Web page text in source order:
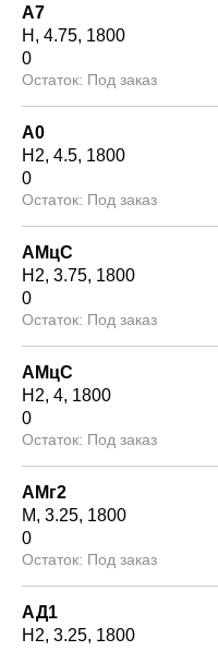
А7
Н
4.75 1800
0
Под заказ
А0
Н2 4.5 1800
0
Под заказ
АМцС
Н2 3.75 1800
0
Под заказ
АМцС
Н2 4 1800
0
Под заказ
АМг2
М 3.25 1800
0
Под заказ
АД1
Н2 3.25 1800